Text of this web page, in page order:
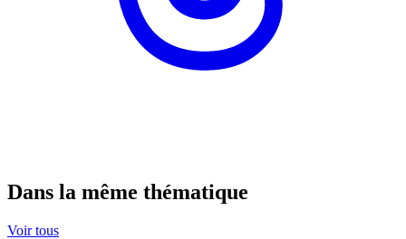
Dans la même thématique
Voir tous